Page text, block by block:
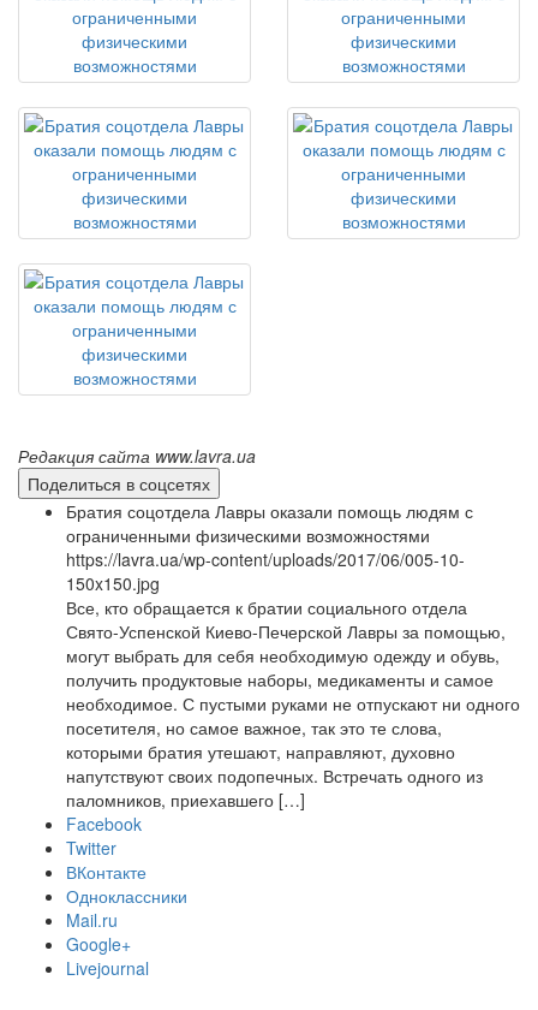
Редакция сайта www.lavra.ua
Поделиться в соцсетях
Братия соцотдела Лавры оказали помощь людям с
ограниченными физическими возможностями
https://lavra.ua/wp-content/uploads/2017/06/005-10-
150x150.jpg
Все, кто обращается к братии социального отдела
Свято-Успенской Киево-Печерской Лавры за помощью,
могут выбрать для себя необходимую одежду и обувь,
получить продуктовые наборы, медикаменты и самое
необходимое. С пустыми руками не отпускают ни одного
посетителя, но самое важное, так это те слова,
которыми братия утешают, направляют, духовно
напутствуют своих подопечных. Встречать одного из
паломников, приехавшего […]
Facebook
Twitter
ВКонтакте
Одноклассники
Mail.ru
Google+
Livejournal